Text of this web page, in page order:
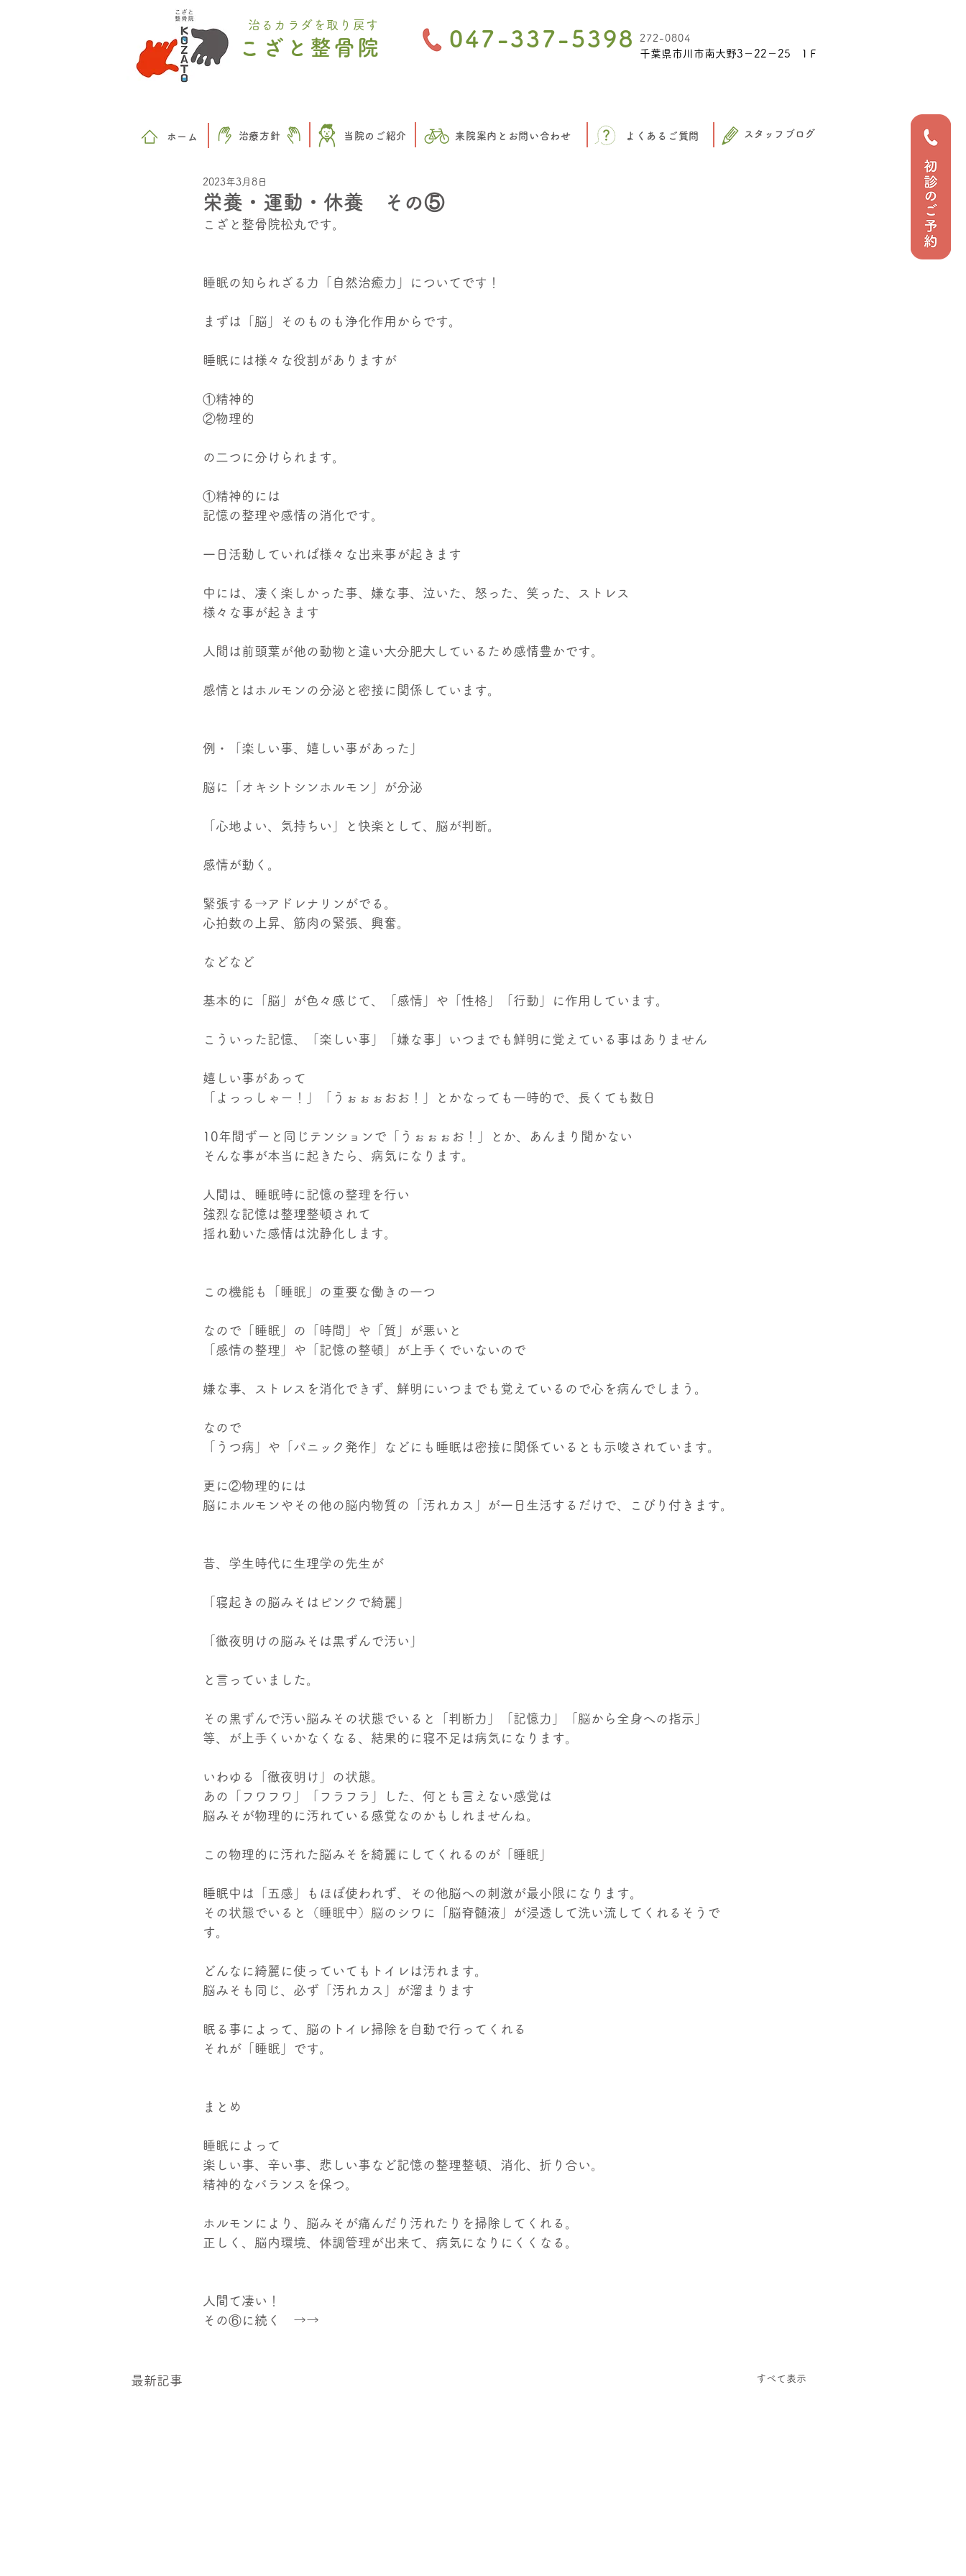
治るカラダを取り戻す
こざと整骨院 047-337-5398
千葉県市川市南大野3－22－25 1Ｆ
272-0804
​ホーム 治療方針 当院のご紹介 来院案内とお問い合わせ よくあるご質問 スタッフブログ
栄養・運動・休養 その⑤
2023年3月8日
こざと整骨院松丸です。
睡眠の知られざる力「自然治癒力」についてです！
まずは「脳」そのものも浄化作用からです。
睡眠には様々な役割がありますが
①精神的
②物理的
の二つに分けられます。
①精神的には
記憶の整理や感情の消化です。
一日活動していれば様々な出来事が起きます
中には、凄く楽しかった事、嫌な事、泣いた、怒った、笑った、ストレス
様々な事が起きます
人間は前頭葉が他の動物と違い大分肥大しているため感情豊かです。
感情とはホルモンの分泌と密接に関係しています。
例・「楽しい事、嬉しい事があった」
脳に「オキシトシンホルモン」が分泌
「心地よい、気持ちい」と快楽として、脳が判断。
感情が動く。
緊張する→アドレナリンがでる。
心拍数の上昇、筋肉の緊張、興奮。
などなど
基本的に「脳」が色々感じて、「感情」や「性格」「行動」に作用しています。
こういった記憶、「楽しい事」「嫌な事」いつまでも鮮明に覚えている事はありません
嬉しい事があって
「よっっしゃー！」「うぉぉぉおお！」とかなっても一時的で、長くても数日
10年間ずーと同じテンションで「うぉぉぉお！」とか、あんまり聞かない
そんな事が本当に起きたら、病気になります。
人間は、睡眠時に記憶の整理を行い
強烈な記憶は整理整頓されて
揺れ動いた感情は沈静化します。
この機能も「睡眠」の重要な働きの一つ
なので「睡眠」の「時間」や「質」が悪いと
「感情の整理」や「記憶の整頓」が上手くでいないので
嫌な事、ストレスを消化できず、鮮明にいつまでも覚えているので心を病んでしまう。
なので
「うつ病」や「パニック発作」などにも睡眠は密接に関係ているとも示唆されています。
更に②物理的には
脳にホルモンやその他の脳内物質の「汚れカス」が一日生活するだけで、こびり付きます。
昔、学生時代に生理学の先生が
「寝起きの脳みそはピンクで綺麗」
「徹夜明けの脳みそは黒ずんで汚い」
と言っていました。
その黒ずんで汚い脳みその状態でいると「判断力」「記憶力」「脳から全身への指示」
等、が上手くいかなくなる、結果的に寝不足は病気になります。
いわゆる「徹夜明け」の状態。
あの「フワフワ」「フラフラ」した、何とも言えない感覚は
脳みそが物理的に汚れている感覚なのかもしれませんね。
この物理的に汚れた脳みそを綺麗にしてくれるのが「睡眠」
睡眠中は「五感」もほぼ使われず、その他脳への刺激が最小限になります。
その状態でいると（睡眠中）脳のシワに「脳脊髄液」が浸透して洗い流してくれるそうで
す。
どんなに綺麗に使っていてもトイレは汚れます。
脳みそも同じ、必ず「汚れカス」が溜まります
眠る事によって、脳のトイレ掃除を自動で行ってくれる
それが「睡眠」です。
まとめ
睡眠によって
楽しい事、辛い事、悲しい事など記憶の整理整頓、消化、折り合い。
精神的なバランスを保つ。
ホルモンにより、脳みそが痛んだり汚れたりを掃除してくれる。
正しく、脳内環境、体調管理が出来て、病気になりにくくなる。
人間て凄い！
その⑥に続く　→→
最新記事 すべて表示